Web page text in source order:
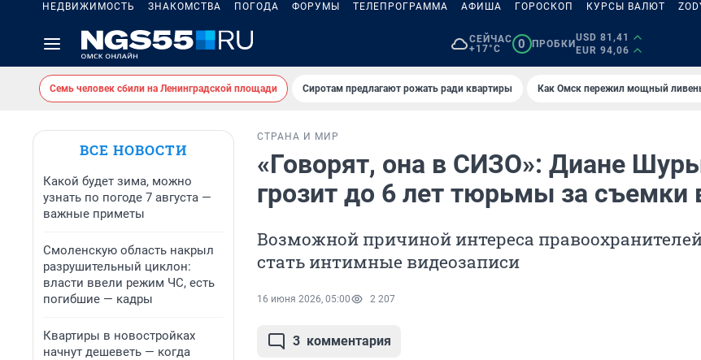
НЕДВИЖИМОСТЬ ЗНАКОМСТВА ПОГОДА ФОРУМЫ ТЕЛЕПРОГРАММА АФИША ГОРОСКОП КУРСЫ ВАЛЮТ
СЕЙЧАС
+17°C
0 ПРОБКИ
USD 81,41
EUR 94,06
Семь человек сбили на Ленинградской площади Сиротам предлагают рожать ради квартиры Как Омск пережил мощный
ВСЕ НОВОСТИ
Какой будет зима, можно
узнать по погоде 7 августа —
важные приметы
Смоленскую область накрыл
разрушительный циклон:
власти ввели режим ЧС, есть
погибшие — кадры
Квартиры в новостройках
начнут дешеветь — когда
СТРАНА И МИР
«Говорят, она в СИЗО»: Диане
грозит до 6 лет тюрьмы за съемки
Возможной причиной интереса
стать интимные видеозаписи
16 июня 2026, 05:00 2 207
3 комментария